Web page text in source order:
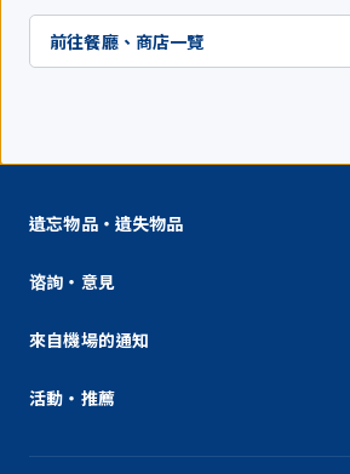
前往餐廳、商店一覽
遺忘物品・遺失物品
谘詢・意見
來自機場的通知
活動・推薦